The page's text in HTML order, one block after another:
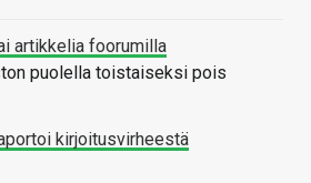
artikkelia foorumilla
puolella toistaiseksi pois
kirjoitusvirheestä